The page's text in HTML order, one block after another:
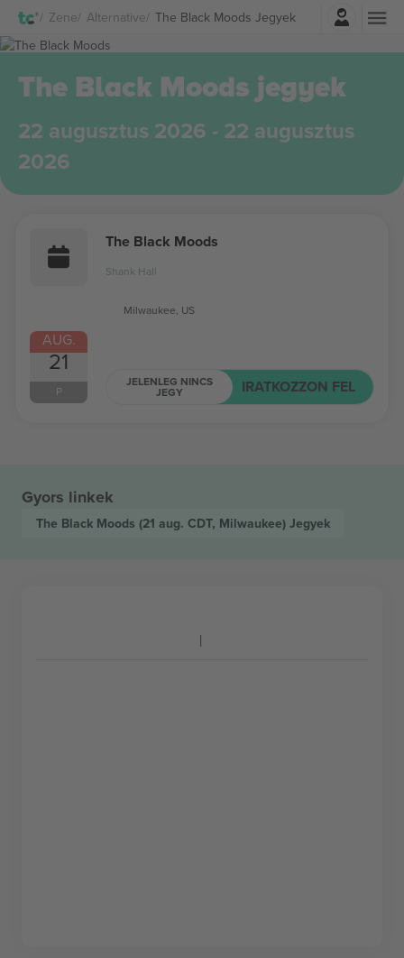
Zene Alternative The Black Moods Jegyek
Belépés
The Black Moods jegyek
22 augusztus 2026 - 22 augusztus
2026
AUG.
21
P
The Black Moods
Shank Hall
Milwaukee, US
JELENLEG NINCS
JEGY IRATKOZZON FEL
Gyors linkek
The Black Moods (21 aug. CDT, Milwaukee) Jegyek